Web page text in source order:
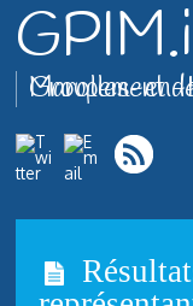
Groupement de parents indépendants